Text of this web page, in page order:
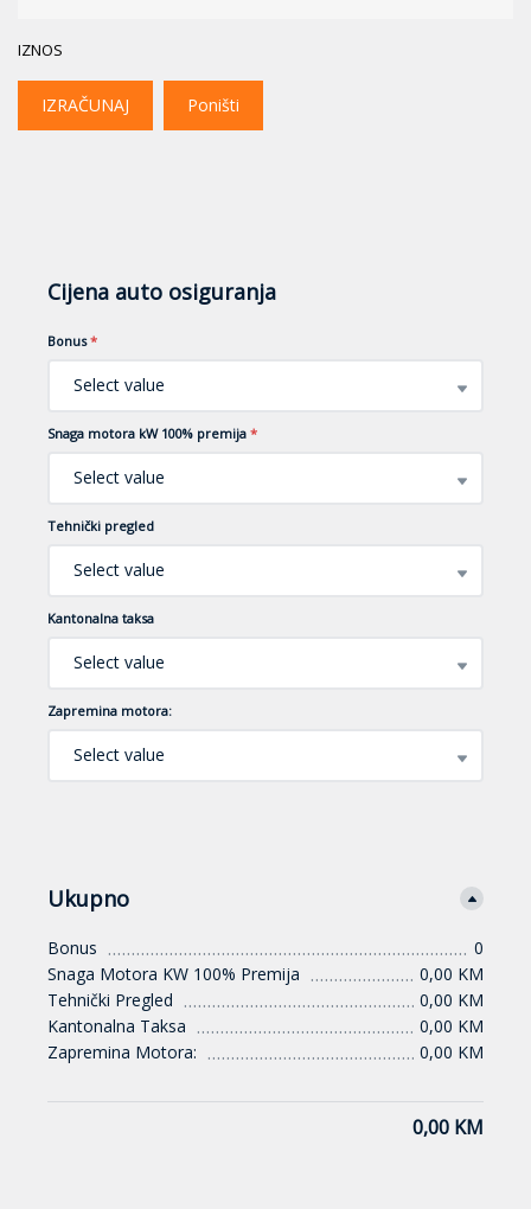
IZNOS
IZRAČUNAJ Poništi
Cijena auto osiguranja
Bonus *
Select value
Snaga motora kW 100% premija *
Select value
Tehnički pregled
Select value
Kantonalna taksa
Select value
Zapremina motora:
Select value
Ukupno
Bonus
0
Snaga Motora KW 100% Premija
0,00 KM
Tehnički Pregled
0,00 KM
Kantonalna Taksa
0,00 KM
Zapremina Motora:
0,00 KM
0,00 KM